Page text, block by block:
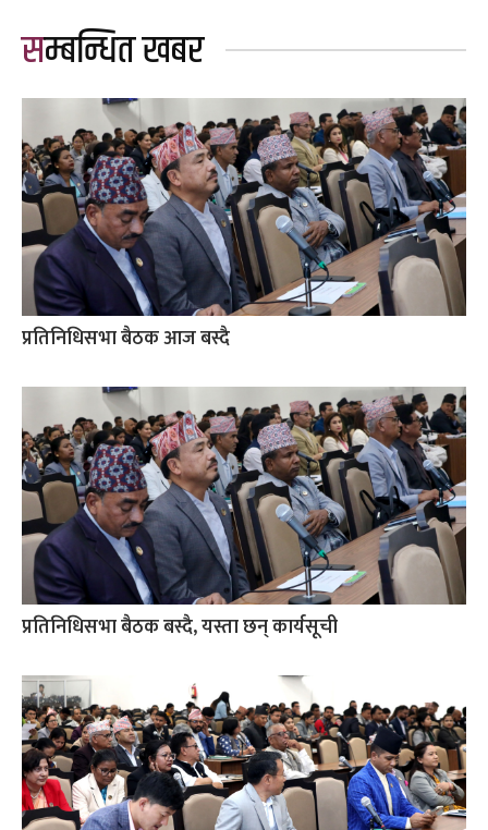
सम्बन्धित खबर
प्रतिनिधिसभा बैठक आज बस्दै
प्रतिनिधिसभा बैठक बस्दै, यस्ता छन् कार्यसूची